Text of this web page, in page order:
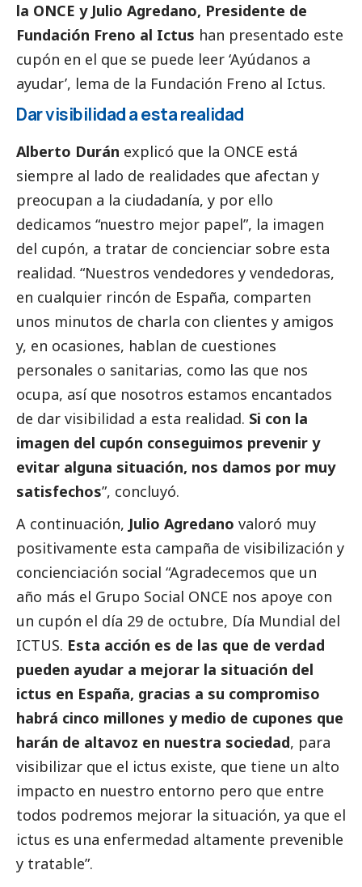
la ONCE y Julio Agredano, Presidente de
Fundación Freno al Ictus han presentado este
cupón en el que se puede leer ‘Ayúdanos a
ayudar’, lema de la Fundación Freno al Ictus.
Dar visibilidad a esta realidad
Alberto Durán explicó que la ONCE está
siempre al lado de realidades que afectan y
preocupan a la ciudadanía, y por ello
dedicamos “nuestro mejor papel”, la imagen
del cupón, a tratar de concienciar sobre esta
realidad. “Nuestros vendedores y vendedoras,
en cualquier rincón de España, comparten
unos minutos de charla con clientes y amigos
y, en ocasiones, hablan de cuestiones
personales o sanitarias, como las que nos
ocupa, así que nosotros estamos encantados
de dar visibilidad a esta realidad. Si con la
imagen del cupón conseguimos prevenir y
evitar alguna situación, nos damos por muy
satisfechos”, concluyó.
A continuación, Julio Agredano valoró muy
positivamente esta campaña de visibilización y
concienciación social “Agradecemos que un
año más el Grupo Social ONCE nos apoye con
un cupón el día 29 de octubre, Día Mundial del
ICTUS. Esta acción es de las que de verdad
pueden ayudar a mejorar la situación del
ictus en España, gracias a su compromiso
habrá cinco millones y medio de cupones que
harán de altavoz en nuestra sociedad, para
visibilizar que el ictus existe, que tiene un alto
impacto en nuestro entorno pero que entre
todos podremos mejorar la situación, ya que el
ictus es una enfermedad altamente prevenible
y tratable”.